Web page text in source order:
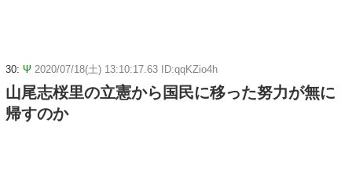
30: Ψ 2020/07/18(土) 13:10:17.63 ID:qqKZio4h
山尾志桜里の立憲から国民に移った努力が無に
帰すのか